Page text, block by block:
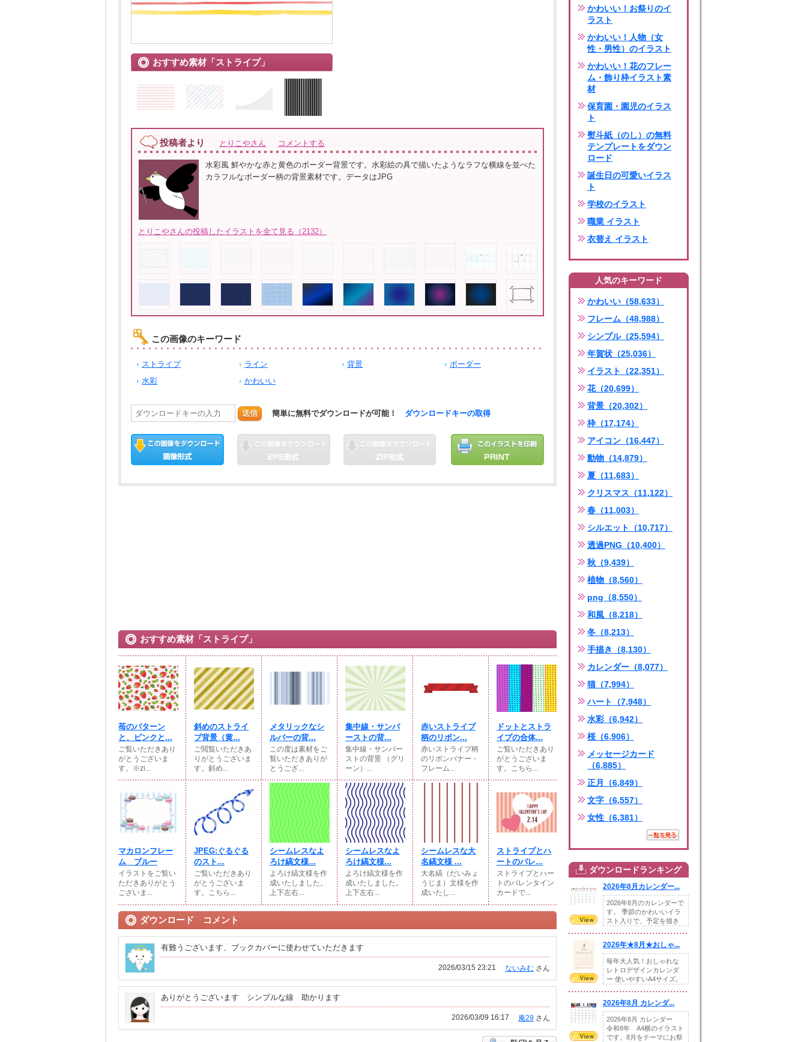
おすすめ素材「ストライプ」
投稿者より とりこやさん コメントする
水彩風 鮮やかな赤と黄色のボーダー背景です。水彩絵の具で描いたようなラフな横線を並べた
カラフルなボーダー柄の背景素材です。データはJPG
とりこやさんの投稿したイラストを全て見る（2132）
この画像のキーワード
ストライプ ライン 背景
ボーダー
水彩
かわいい
送信 簡単に無料でダウンロードが可能！ ダウンロードキーの取得
おすすめ素材「ストライプ」
苺のパターン
と、ピンクと...
ご覧いただきあり
がとうございま
す。※zi...
斜めのストライ
プ背景（黄...
ご閲覧いただきあ
りがとうございま
す。斜め...
メタリックなシ
ルバーの背...
この度は素材をご
覧いただきありが
とうござ...
集中線・サンバ
ーストの背...
集中線・サンバー
ストの背景 （グリ
ーン）...
赤いストライプ
柄のリボン...
赤いストライプ柄
のリボンバナー・
フレーム...
ドットとストラ
イプの合体...
ご覧いただきあり
がとうございま
す。こちら...
マカロンフレー
ム ブルー
イラストをご覧い
ただきありがとう
ございま...
JPEG:ぐるぐる
のスト...
ご覧いただきあり
がとうございま
す。こちら...
シームレスなよ
ろけ縞文様...
よろけ縞文様を作
成いたしました。
上下左右...
シームレスなよ
ろけ縞文様...
よろけ縞文様を作
成いたしました。
上下左右...
シームレスな大
名縞文様 ...
大名縞（だいみょ
うじま）文様を作
成いたし...
ストライプとハ
ートのバレ...
ストライプとハー
トのバレンタイン
カードで...
ダウンロード コメント
有難うございます、ブックカバーに使わせていただきます
ないみむ さん
2026/03/15 23:21
ありがとうございます シンプルな線 助かります
庵29 さん
2026/03/09 16:17
かわいい！お祭りのイ
ラスト
かわいい！人物（女
性・男性）のイラスト
かわいい！花のフレー
ム・飾り枠イラスト素
材
保育園・園児のイラス
ト
熨斗紙（のし）の無料
テンプレートをダウン
ロード
誕生日の可愛いイラス
ト
学校のイラスト
職業 イラスト
衣替え イラスト
人気のキーワード
かわいい（58,633）
フレーム（48,988）
シンプル（25,594）
年賀状（25,036）
イラスト（22,351）
花（20,699）
背景（20,302）
枠（17,174）
アイコン（16,447）
動物（14,879）
夏（11,683）
クリスマス（11,122）
春（11,003）
シルエット（10,717）
透過PNG（10,400）
秋（9,439）
植物（8,560）
png（8,550）
和風（8,218）
冬（8,213）
手描き（8,130）
カレンダー（8,077）
猫（7,994）
ハート（7,948）
水彩（6,942）
桜（6,906）
メッセージカード
（6,885）
正月（6,849）
文字（6,557）
女性（6,381）
ダウンロードランキング
2026年8月カレンダー...
2026年8月のカレンダーで
す。 季節のかわいいイラ
スト入りで、予定を描き
2026年★8月★おしゃ...
毎年大人気！おしゃれな
レトロデザインカレンダ
ー 使いやすいA4サイズ。
2026年8月 カレンダ...
2026年8月 カレンダー
令和8年 A4横のイラスト
です。8月をテーマにお祭